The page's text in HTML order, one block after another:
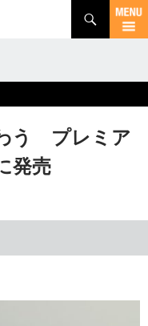
う プレミア
発売